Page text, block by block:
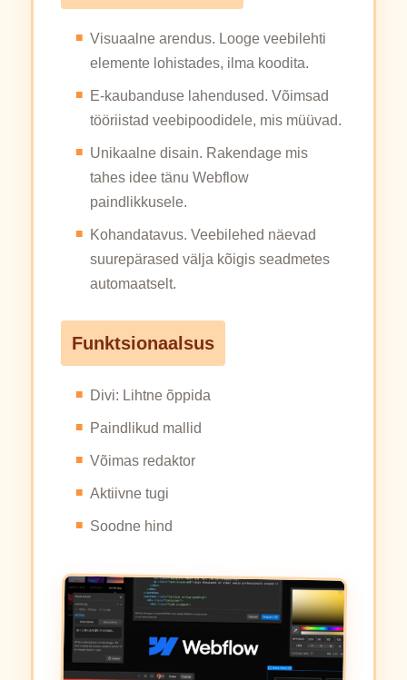
Visuaalne arendus. Looge veebilehti
elemente lohistades, ilma koodita.
E-kaubanduse lahendused. Võimsad
tööriistad veebipoodidele, mis müüvad.
Unikaalne disain. Rakendage mis
tahes idee tänu Webflow
paindlikkusele.
Kohandatavus. Veebilehed näevad
suurepärased välja kõigis seadmetes
automaatselt.
Funktsionaalsus
Divi: Lihtne õppida
Paindlikud mallid
Võimas redaktor
Aktiivne tugi
Soodne hind